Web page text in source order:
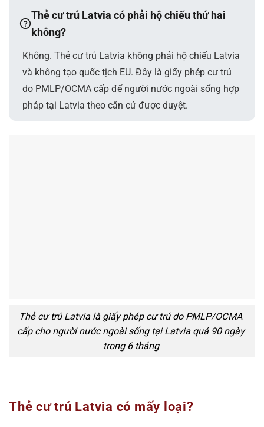
Thẻ cư trú Latvia có phải hộ chiếu thứ hai
không?
Không. Thẻ cư trú Latvia không phải hộ chiếu Latvia
và không tạo quốc tịch EU. Đây là giấy phép cư trú
do PMLP/OCMA cấp để người nước ngoài sống hợp
pháp tại Latvia theo căn cứ được duyệt.
Thẻ cư trú Latvia là giấy phép cư trú do PMLP/OCMA
cấp cho người nước ngoài sống tại Latvia quá 90 ngày
trong 6 tháng
Thẻ cư trú Latvia có mấy loại?